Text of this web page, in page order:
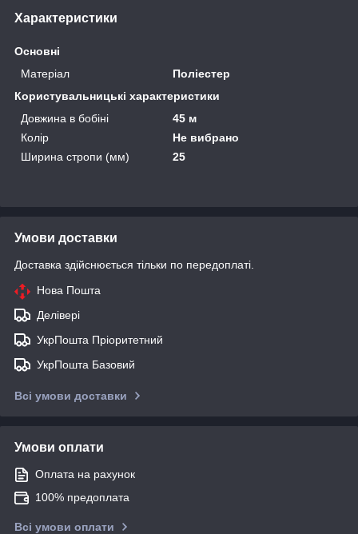
Характеристики
Основні
Матеріал
Поліестер
Користувальницькі характеристики
Довжина в бобіні
45 м
Колір
Не вибрано
Ширина стропи (мм)
25
Умови доставки
Доставка здійснюється тільки по передоплаті.
Нова Пошта
Делівері
УкрПошта Пріоритетний
УкрПошта Базовий
Всі умови доставки
Умови оплати
Оплата на рахунок
100% предоплата
Всі умови оплати